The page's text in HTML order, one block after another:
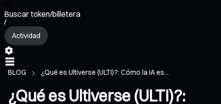
Buscar token/billetera
/
Actividad
BLOG ¿Qué es Ultiverse (ULTI)?: Cómo la IA es...
¿Qué es Ultiverse (ULTI)?: